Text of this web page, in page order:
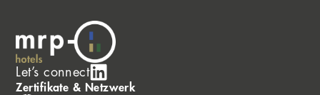
Let’s connect
Zertifikate & Netzwerk